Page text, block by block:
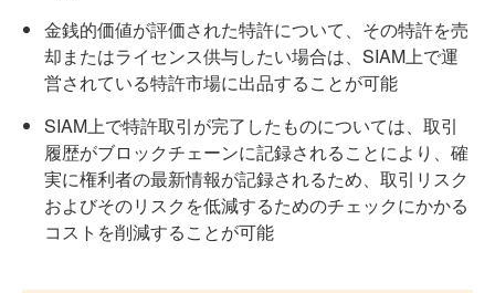
金銭的価値が評価された特許について、その特許を売
却またはライセンス供与したい場合は、SIAM上で運
営されている特許市場に出品することが可能
SIAM上で特許取引が完了したものについては、取引
履歴がブロックチェーンに記録されることにより、確
実に権利者の最新情報が記録されるため、取引リスク
およびそのリスクを低減するためのチェックにかかる
コストを削減することが可能